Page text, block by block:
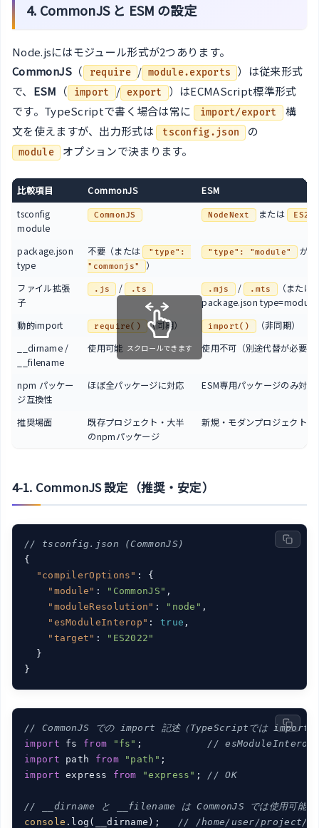
4. CommonJS と ESM の設定
Node.jsにはモジュール形式が2つあります。
CommonJS （ require / module.exports
）は従来形式
で、 ESM （ import / export
）はECMAScript標準形式
です。TypeScriptで書く場合は常に
import/export
構
文を使えますが、出力形式は
tsconfig.json の
module オプションで決まります。
比較項目 CommonJS
ESM
tsconfig
module
CommonJS NodeNext または
package.json
type
不要（または
"type":
"commonjs"
）
"type": "module" が
ファイル拡張
子
.js / .ts .mjs / .mts
（または
package.json type=module
動的import
require() （同期） import()
（非同期）
__dirname /
__filename
使用可能 使用不可（別途代替が必要）
npm パッケー
ジ互換性
ほぼ全パッケージに対応 ESM専用パッケージのみ対応
推奨場面
既存プロジェクト・大半
のnpmパッケージ
新規・モダンプロジェクト
スクロールできます
4-1. CommonJS 設定（推奨・安定）
// tsconfig.json (CommonJS)
{
"compilerOptions" : {
"module" : "CommonJS" ,
"moduleResolution" : "node" ,
"esModuleInterop" : true ,
"target" :
"ES2022"
  }
// CommonJS での import 記述（TypeScriptでは import 構
import fs from "fs" ; //
import path from "path"
import express from "express" ; // OK
// __dirname と __filename は CommonJS では使用可能
console .log(__dirname); // /home/user/project/